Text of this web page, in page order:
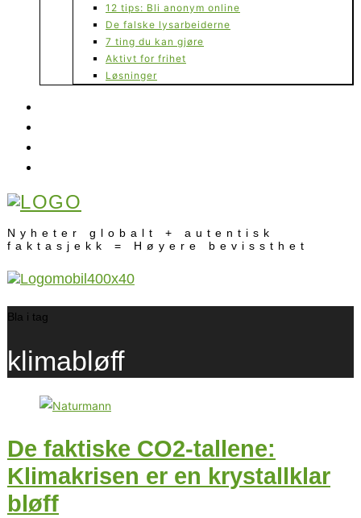
12 tips: Bli anonym online
De falske lysarbeiderne
7 ting du kan gjøre
Aktivt for frihet
Løsninger
Nyheter globalt + autentisk
faktasjekk = Høyere bevissthet
Bla i tag
klimabløff
De faktiske CO2-tallene:
Klimakrisen er en krystallklar
bløff